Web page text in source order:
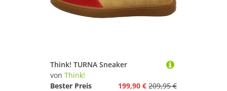
Think! TURNA Sneaker
von Think!
Bester Preis
199,90 € 209,95 €